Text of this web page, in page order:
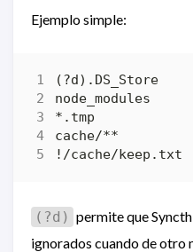
Ejemplo simple:
(?d) permite que
ignorados cuando de